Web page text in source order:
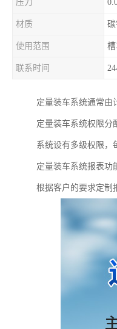
压力
材质
使用范围
联系时间
定量装车系统通常由
定量装车系统权限分
系统设有多级权限，
定量装车系统报表功
根据客户的要求定制